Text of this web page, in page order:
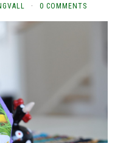
· 0 COMMENTS